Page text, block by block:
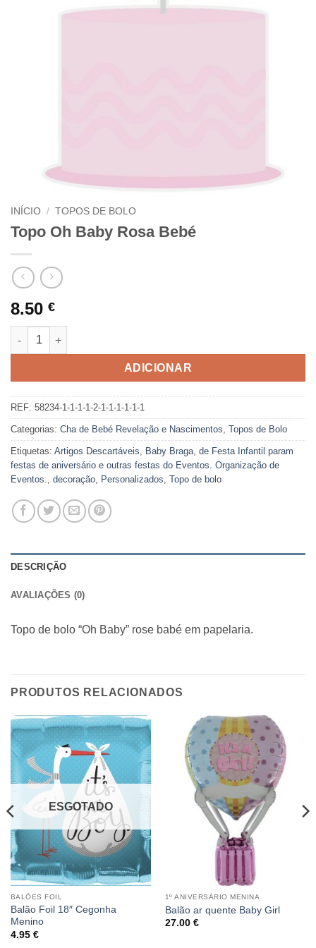
INÍCIO / TOPOS DE BOLO
Topo Oh Baby Rosa Bebé
8.50 €
Quantidade de Topo Oh Baby Rosa Bebé
ADICIONAR
REF: 58234-1-1-1-1-2-1-1-1-1-1-1
Categorias: Cha de Bebé Revelação e Nascimentos Topos de Bolo
Etiquetas: Artigos Descartáveis Baby Braga de Festa Infantil param
festas de aniversário e outras festas do Eventos. Organização de
Eventos.
decoração Personalizados Topo de bolo
DESCRIÇÃO
AVALIAÇÕES (0)
Topo de bolo “Oh Baby” rose babé em papelaria.
PRODUTOS RELACIONADOS
ESGOTADO
BALÕES FOIL
Balão Foil 18″ Cegonha
Menino
4.95 €
1º ANIVERSÁRIO MENINA
Balão ar quente Baby Girl
27.00 €